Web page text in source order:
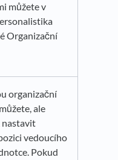
můžete v
Organizační
organizační
ale
nastavit
vedoucího
Pokud